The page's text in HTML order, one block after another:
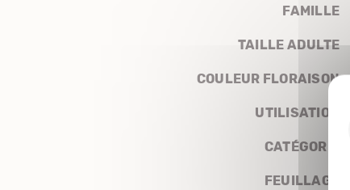
FAMILLE
TAILLE ADULTE
COULEUR FLORAISON
UTILISATION
CATÉGORIE
FEUILLAGE